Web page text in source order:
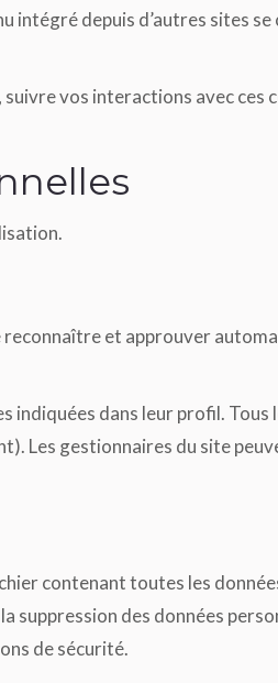
intégré depuis d’autres sites
vos interactions avec ces
reconnaître et approuver
indiquées dans leur profil. Tous
Les gestionnaires du site
contenant toutes les
suppression des données
de sécurité.